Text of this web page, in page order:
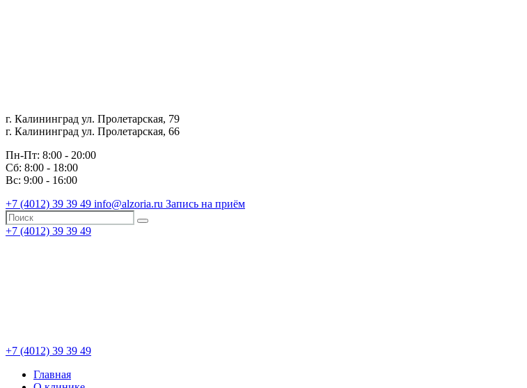
г. Калининград ул. Пролетарская, 79
г. Калининград ул. Пролетарская, 66
Пн-Пт: 8:00 - 20:00
Сб: 8:00 - 18:00
Вс: 9:00 - 16:00
+7 (4012) 39 39 49 info@alzoria.ru Запись на приём
+7 (4012) 39 39 49
+7 (4012) 39 39 49
Главная